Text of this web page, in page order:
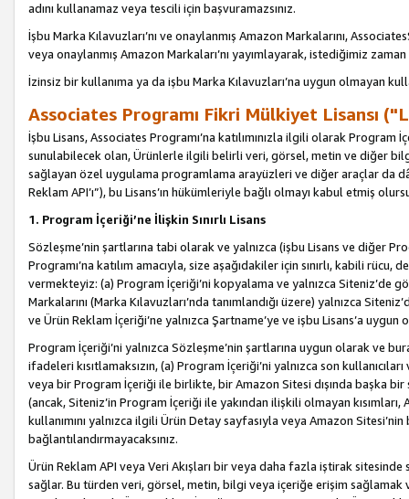
adını kullanamaz veya tescili için başvuramazsınız.
İşbu Marka Kılavuzları’nı ve onaylanmış Amazon Markalarını,
veya onaylanmış Amazon Markaları’nı yayımlayarak, istediğimiz
İzinsiz bir kullanıma ya da işbu Marka Kılavuzları’na uygun olmayan
Associates Programı Fikri Mülkiyet Lisansı
İşbu Lisans, Associates Programı’na katılımınızla ilgili olarak Program
sunulabilecek olan, Ürünlerle ilgili belirli veri, görsel, metin ve diğer
sağlayan özel uygulama programlama arayüzleri ve diğer araçlar da
Reklam API’ı”), bu Lisans’ın hükümleriyle bağlı olmayı kabul etmiş
1. Program İçeriği’ne İlişkin Sınırlı Lisans
Sözleşme’nin şartlarına tabi olarak ve yalnızca (işbu Lisans ve diğer
Programı’na katılım amacıyla, size aşağıdakiler için sınırlı, kabili
vermekteyiz: (a) Program İçeriği’ni kopyalama ve yalnızca Siteniz’de
Markalarını (Marka Kılavuzları’nda tanımlandığı üzere) yalnızca
ve Ürün Reklam İçeriği’ne yalnızca Şartname’ye ve işbu Lisans’a
Program İçeriği’ni yalnızca Sözleşme’nin şartlarına uygun olarak ve
ifadeleri kısıtlamaksızın, (a) Program İçeriği’ni yalnızca son
veya bir Program İçeriği ile birlikte, bir Amazon Sitesi dışında başka
(ancak, Siteniz’in Program İçeriği ile yakından ilişkili olmayan
kullanımını yalnızca ilgili Ürün Detay sayfasıyla veya Amazon
bağlantılandırmayacaksınız.
Ürün Reklam API veya Veri Akışları bir veya daha fazla iştirak
sağlar. Bu türden veri, görsel, metin, bilgi veya içeriğe erişim sağlamak